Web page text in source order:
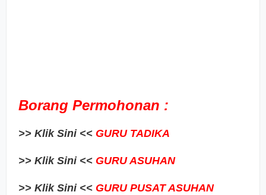
Borang Permohonan :
>> Klik Sini << GURU TADIKA
>> Klik Sini << GURU ASUHAN
>> Klik Sini << GURU PUSAT ASUHAN